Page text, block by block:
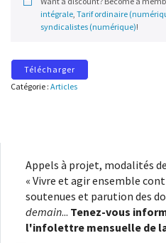
intégrale, Tarif ordinaire
syndicalistes (numérique)!
Télécharger
Catégorie : Articles
Appels à projet, modalités
« Vivre et agir ensemble
soutenues et parution des
demain... Tenez-vous
l'infolettre mensuelle de